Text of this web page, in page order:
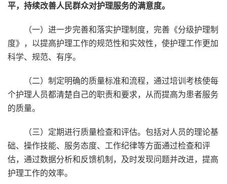
平，持续改善人民群众对护理服务的满意度。
（一）进一步完善和落实护理制度，完善《分级护理制
度》，以提高护理工作的规范性和实效性，使护理工作更加
科学、规范、有序。
（二）制定明确的质量标准和流程，通过培训考核使每
个护理人员都清楚自己的职责和要求，从而提高为患者服务
的质量。
（三）定期进行质量检查和评估。包括对人员的理论基
础、操作技能、服务态度、工作纪律等方面通过检查和评
估，通过数据分析和反馈机制，及时发现问题并改进，提高
护理工作的效率。